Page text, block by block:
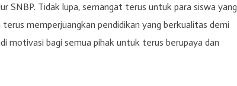
SNBP. Tidak lupa, semangat terus untuk para siswa yang
memperjuangkan pendidikan yang berkualitas demi
motivasi bagi semua pihak untuk terus berupaya dan